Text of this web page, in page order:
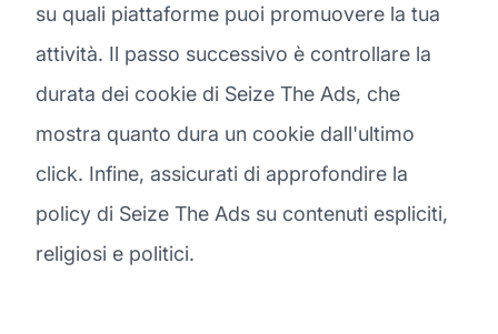
su quali piattaforme puoi promuovere la tua
attività. Il passo successivo è controllare la
durata dei cookie di Seize The Ads, che
mostra quanto dura un cookie dall'ultimo
click. Infine, assicurati di approfondire la
policy di Seize The Ads su contenuti espliciti,
religiosi e politici.